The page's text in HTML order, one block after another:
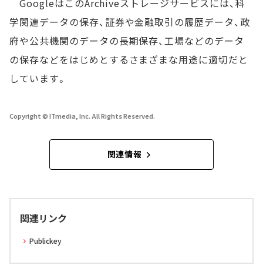
学関連データの保存、証券や金融取引の履歴データ、政
府や公共機関のデータの長期保存、工場などのデータ
の保存などをはじめとするさまざまな用途に適切だと
しています。
Copyright © ITmedia, Inc. All Rights Reserved.
関連情報
関連リンク
Publickey